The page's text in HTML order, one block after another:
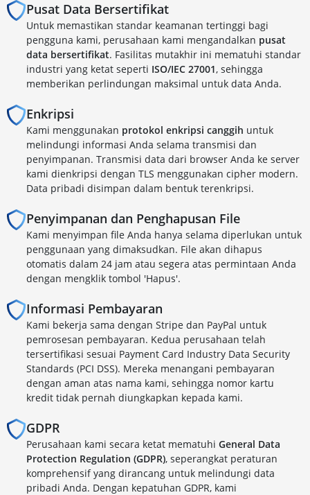
Pusat Data Bersertifikat
Untuk memastikan standar keamanan tertinggi bagi
pengguna kami, perusahaan kami mengandalkan pusat
data bersertifikat. Fasilitas mutakhir ini mematuhi standar
industri yang ketat seperti ISO/IEC 27001, sehingga
memberikan perlindungan maksimal untuk data Anda.
Enkripsi
Kami menggunakan protokol enkripsi canggih untuk
melindungi informasi Anda selama transmisi dan
penyimpanan. Transmisi data dari browser Anda ke server
kami dienkripsi dengan TLS menggunakan cipher modern.
Data pribadi disimpan dalam bentuk terenkripsi.
Penyimpanan dan Penghapusan File
Kami menyimpan file Anda hanya selama diperlukan untuk
penggunaan yang dimaksudkan. File akan dihapus
otomatis dalam 24 jam atau segera atas permintaan Anda
dengan mengklik tombol 'Hapus'.
Informasi Pembayaran
Kami bekerja sama dengan Stripe dan PayPal untuk
pemrosesan pembayaran. Kedua perusahaan telah
tersertifikasi sesuai Payment Card Industry Data Security
Standards (PCI DSS). Mereka menangani pembayaran
dengan aman atas nama kami, sehingga nomor kartu
kredit tidak pernah diungkapkan kepada kami.
GDPR
Perusahaan kami secara ketat mematuhi General Data
Protection Regulation (GDPR), seperangkat peraturan
komprehensif yang dirancang untuk melindungi data
pribadi Anda. Dengan kepatuhan GDPR, kami